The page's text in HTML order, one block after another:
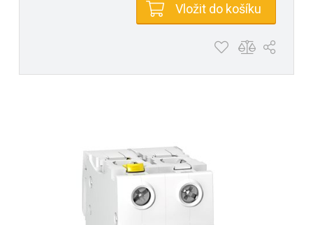
Vložit do košíku